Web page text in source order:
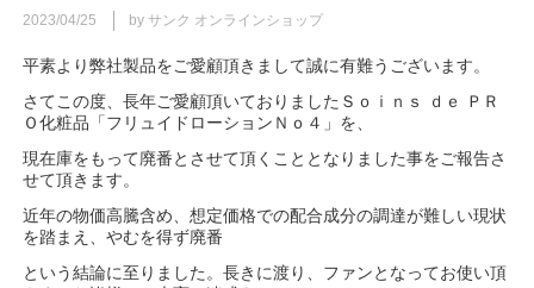
2023/04/25 by サンク オンラインショップ
平素より弊社製品をご愛顧頂きまして誠に有難うございます。
さてこの度、長年ご愛顧頂いておりましたＳｏｉｎｓ ｄｅ ＰＲ
Ｏ化粧品「フリュイドローションＮｏ４」を、
現在庫をもって廃番とさせて頂くこととなりました事をご報告さ
せて頂きます。
近年の物価高騰含め、想定価格での配合成分の調達が難しい現状
を踏まえ、やむを得ず廃番
という結論に至りました。長きに渡り、ファンとなってお使い頂